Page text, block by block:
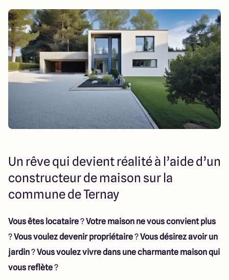
Maisons ARLOGIS Lyon Est
151 route de Grenoble
69800 Saint Priest
5 4.9
Un rêve qui devient réalité à l’aide d’un
constructeur de maison sur la
commune de Ternay
Vous êtes locataire?Votre maison ne vous convient plus
?Vous voulez devenir propriétaire?Vous désirez avoir un
jardin?Vous voulez vivre dans une charmante maison qui
vous reflète?